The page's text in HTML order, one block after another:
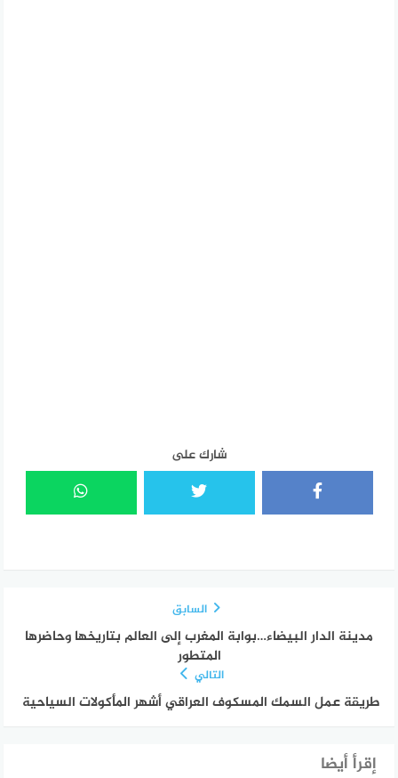
شارك على
السابق
مدينة الدار البيضاء…بوابة المغرب إلى العالم بتاريخها وحاضرها
المتطور
التالي
طريقة عمل السمك المسكوف العراقي أشهر المأكولات السياحية
إقرأ أيضا